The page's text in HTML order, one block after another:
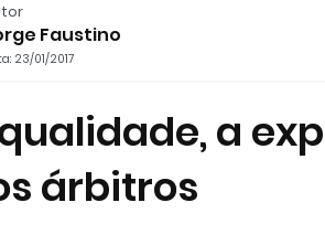
Faustino
23/01/2017
a
árbitros